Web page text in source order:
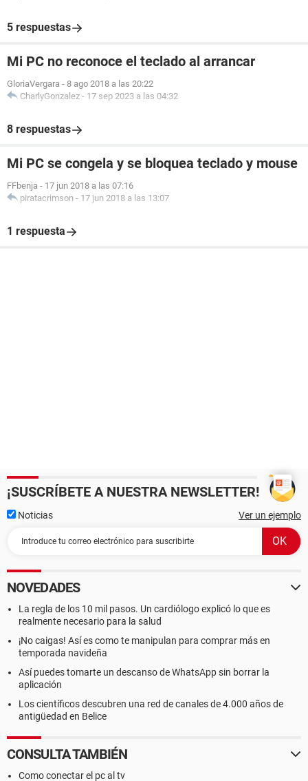
5 respuestas
Mi PC no reconoce el teclado al arrancar
GloriaVergara - 8 ago 2018 a las 20:22
CharlyGonzalez - 17 sep 2023 a las 04:32
8 respuestas
Mi PC se congela y se bloquea teclado y mouse
FFbenja - 17 jun 2018 a las 07:16
piratacrimson - 17 jun 2018 a las 13:07
1 respuesta
¡SUSCRÍBETE A NUESTRA NEWSLETTER!
Noticias Ver un ejemplo
NOVEDADES
La regla de los 10 mil pasos. Un cardiólogo explicó lo que es
realmente necesario para la salud
¡No caigas! Así es como te manipulan para comprar más en
temporada navideña
Así puedes tomarte un descanso de WhatsApp sin borrar la
aplicación
Los científicos descubren una red de canales de 4.000 años de
antigüedad en Belice
CONSULTA TAMBIÉN
Como conectar el pc al tv